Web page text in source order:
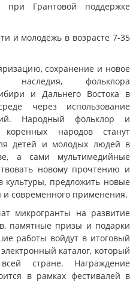
при Грантовой поддержке
и молодёжь в возрасте 7-35
сохранение и новое
наследия, фольклора
и Дальнего Востока в
через использование
Народный фольклор и
народов станут
детей и молодых людей в
а сами мультимедийные
новому прочтению и
предложить новые
современного применения.
микрогранты на развитие
памятные призы и подарки
работы войдут в итоговый
каталог, который
стране. Награждение
в рамках фестивалей в